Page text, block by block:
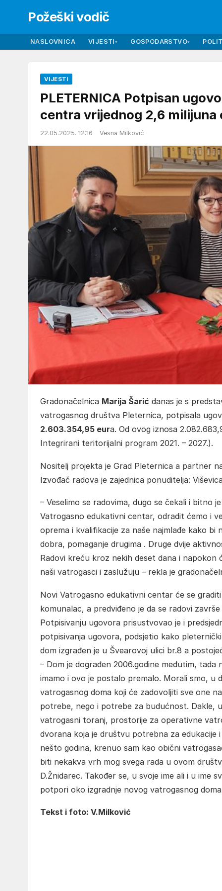
Požeški vodič
NASLOVNICA VIJESTI▾ GOSPODARSTVO▾
VIJESTI
PLETERNICA Potpisan
centra vrijednog 2,6 milijuna
22.05.2025. 12:16 Vesna Milković
Gradonačelnica Marija Šarić danas je s
vatrogasnog društva Pleternica, potpisala
2.603.354,95 eura. Od ovog iznosa
Integrirani teritorijalni program 2021. – 2027.).
Nositelj projekta je Grad Pleternica a partner
Izvođač radova je zajednica ponuditelja:
– Veselimo se radovima, dugo se čekali i bitno
Vatrogasno edukativni centar, odradit ćemo i
oprema i kvalifikacije za naše najmlađe kako
dobra, pomaganje drugima . Druge dvije
Radovi kreću kroz nekih deset dana i
naši vatrogasci i zaslužuju – rekla je
Novi Vatrogasno edukativni centar će se
komunalac, a predviđeno je da se radovi
Potpisivanju ugovora prisustvovao je i
potpisivanja ugovora, podsjetio kako
dom izgrađen je u Švearovoj ulici br.8 a
– Dom je dograđen 2006.godine međutim,
imamo i ovo je postalo premalo. Morali smo, u
vatrogasnog doma koji će zadovoljiti sve one
potrebe, nego i potrebe za budućnost. Dakle,
vatrogasni toranj, prostorije za operativne
dvorana koja je društvu potrebna za edukacije
nešto godina, krenuo sam kao obični
biti nekakva vrh mog svega rada u ovom
D.Žnidarec. Također se, u svoje ime ali i u ime
potpori oko izgradnje novog vatrogasnog
Tekst i foto: V.Milković